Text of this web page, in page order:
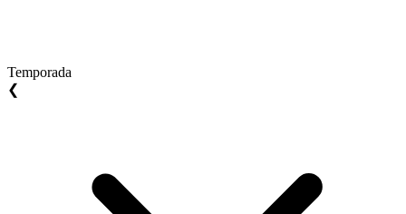
Temporada
❮